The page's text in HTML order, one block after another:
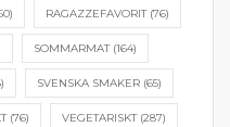
RAGAZZEFAVORIT(76)
SOMMARMAT(164)
SVENSKA SMAKER(65)
(76) VEGETARISKT(287)